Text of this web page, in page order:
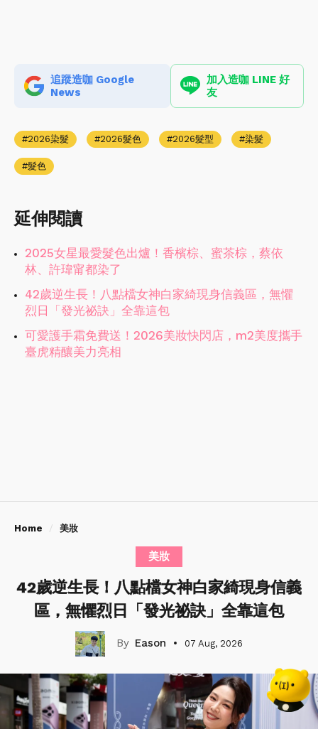
追蹤造咖 Google
News
加入造咖 LINE 好
友
2026染髮 2026髮色 2026髮型 染髮
髮色
延伸閱讀
2025女星最愛髮色出爐！香檳棕、蜜茶棕，蔡依
林、許瑋甯都染了
42歲逆生長！八點檔女神白家綺現身信義區，無懼
烈日「發光祕訣」全靠這包
可愛護手霜免費送！2026美妝快閃店，m2美度攜手
臺虎精釀美力亮相
Home 美妝
美妝
42歲逆生長！八點檔女神白家綺現身信義
區，無懼烈日「發光祕訣」全靠這包
Eason 07 Aug, 2026